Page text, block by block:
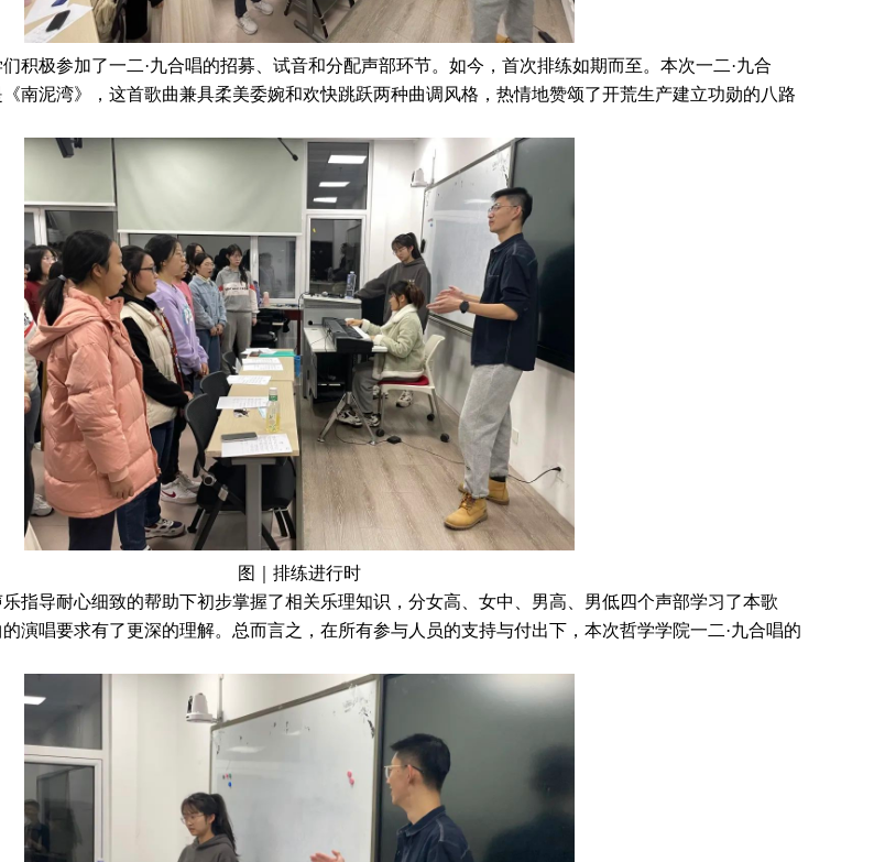
极参加了一二·九合唱的招募、试音和分配声部环节。如今，首次排练如期而至。本次一二·九合
南泥湾》，这首歌曲兼具柔美委婉和欢快跳跃两种曲调风格，热情地赞颂了开荒生产建立功勋的八路
图｜排练进行时
导耐心细致的帮助下初步掌握了相关乐理知识，分女高、女中、男高、男低四个声部学习了本歌
演唱要求有了更深的理解。总而言之，在所有参与人员的支持与付出下，本次哲学学院一二·九合唱的